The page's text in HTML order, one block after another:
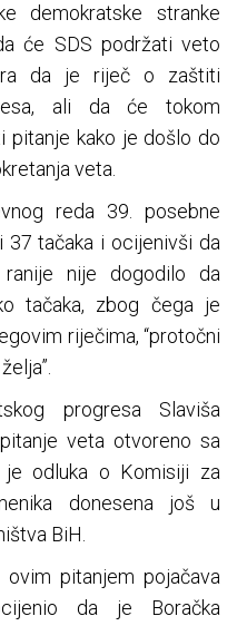
demokratske stranke
će SDS podržati veto
da je riječ o zaštiti
ali da će tokom
pitanje kako je došlo do
veta.
reda 39. posebne
37 tačaka i ocijenivši da
nije dogodilo da
tačaka, zbog čega je
riječima, “protočni
progresa Slaviša
veta otvoreno sa
je odluka o Komisiji za
donesena još u
BiH.
pitanjem pojačava
da je Boračka